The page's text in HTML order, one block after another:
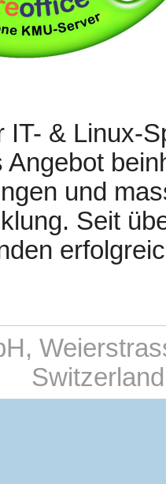
IT- & Linux-
Angebot
und
Seit